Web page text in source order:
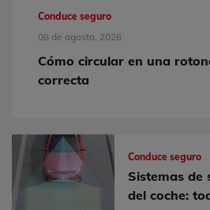
Conduce seguro
08 de agosto, 2026
Cómo circular en una
correcta
Conduce seguro
Sistemas de
del coche: